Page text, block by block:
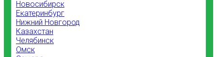
Новосибирск
Екатеринбург
Нижний Новгород
Казахстан
Челябинск
Омск